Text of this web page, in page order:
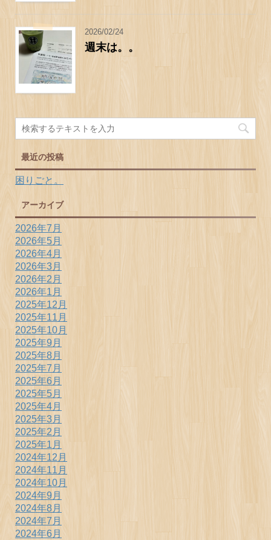
2026/02/24
週末は。。
最近の投稿
困りごと。
アーカイブ
2026年7月
2026年5月
2026年4月
2026年3月
2026年2月
2026年1月
2025年12月
2025年11月
2025年10月
2025年9月
2025年8月
2025年7月
2025年6月
2025年5月
2025年4月
2025年3月
2025年2月
2025年1月
2024年12月
2024年11月
2024年10月
2024年9月
2024年8月
2024年7月
2024年6月